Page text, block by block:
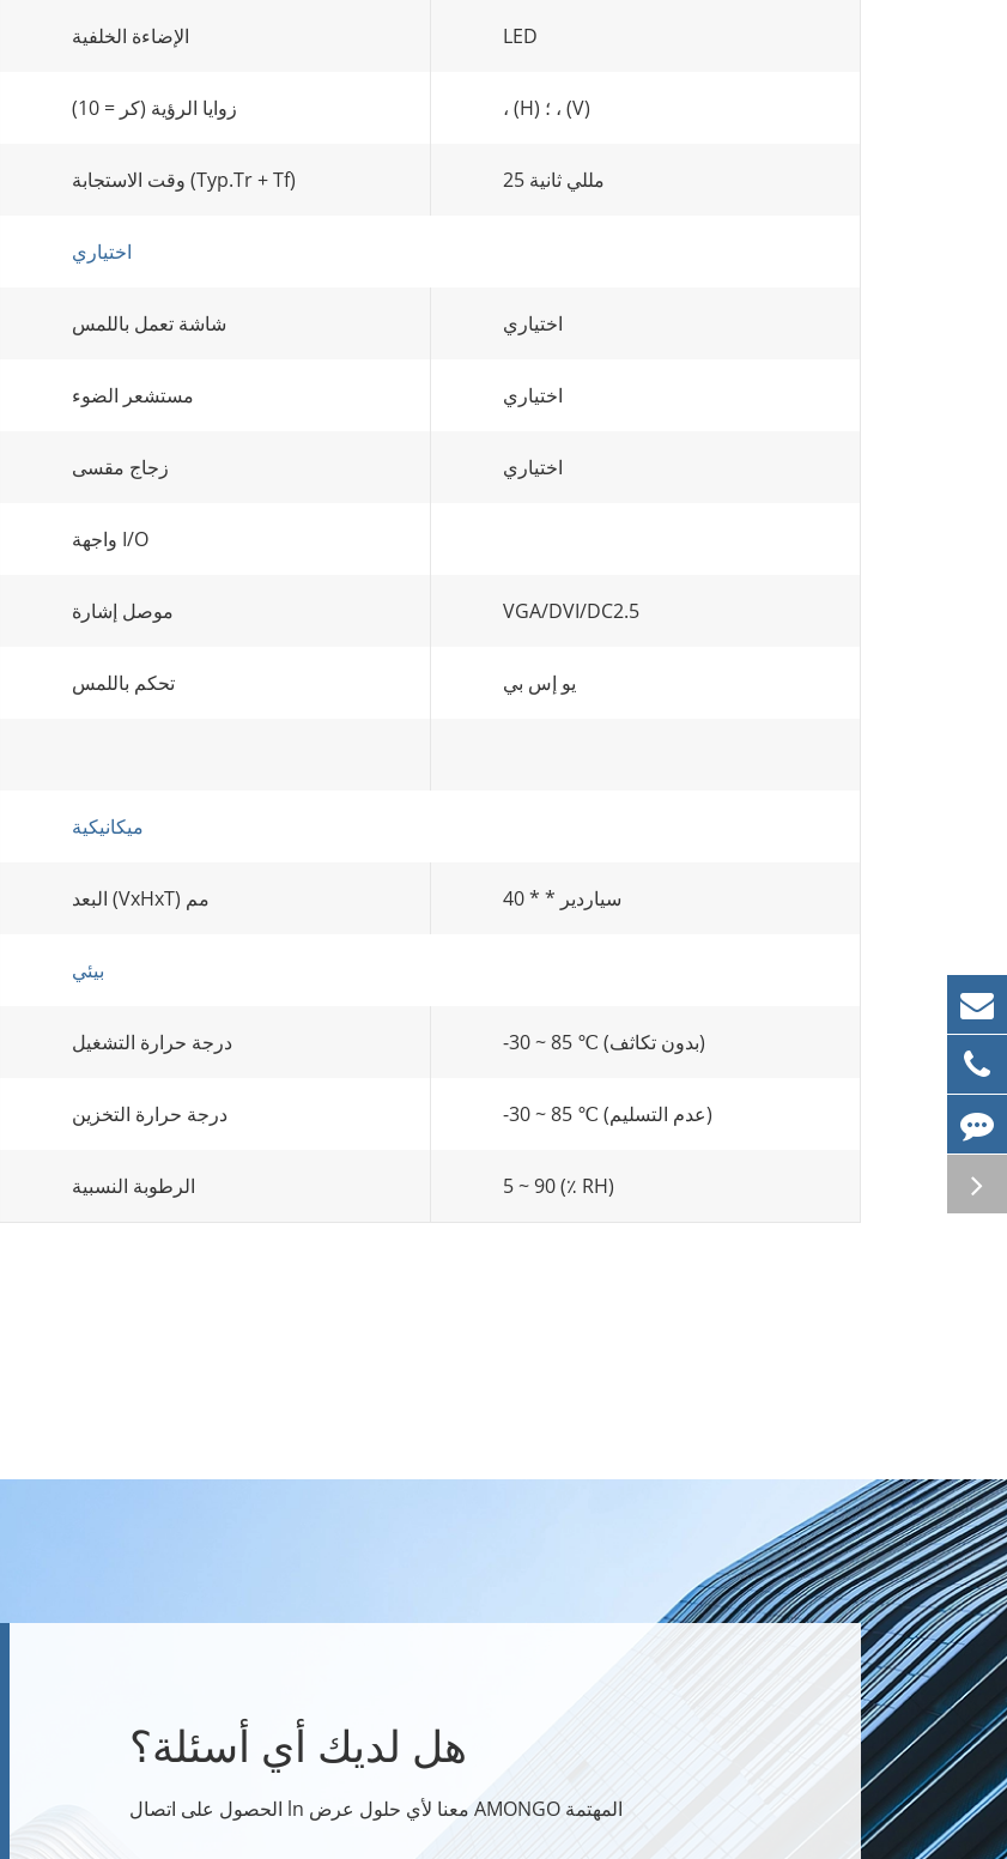
الإضاءة الخلفية LED
زوايا الرؤية (كر = 10) ، (H) ؛ ، (V)
وقت الاستجابة (Typ.Tr + Tf) 25 مللي ثانية
اختياري
شاشة تعمل باللمس اختياري
مستشعر الضوء اختياري
زجاج مقسى اختياري
واجهة I/O
موصل إشارة VGA/DVI/DC2.5
تحكم باللمس يو إس بي
ميكانيكية
البعد (VxHxT) مم سياردير * * 40
بيئي
درجة حرارة التشغيل -30 ~ 85 ℃ (بدون تكاثف)
درجة حرارة التخزين -30 ~ 85 ℃ (عدم التسليم)
الرطوبة النسبية 5 ~ 90 (٪ RH)
هل لديك أي أسئلة؟
الحصول على اتصال ln معنا لأي حلول عرض AMONGO المهتمة